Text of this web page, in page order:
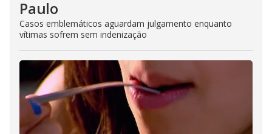
Paulo
Casos emblemáticos aguardam julgamento enquanto
vítimas sofrem sem indenização